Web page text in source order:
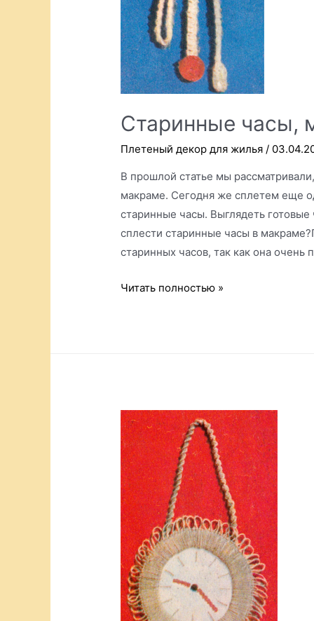
Старинные часы,
Плетеный декор для жилья /
В прошлой статье мы
макраме. Сегодня же сплетем еще
старинные часы. Выглядеть
сплести старинные часы в
старинных часов, так как она очень
Старинные
Читать полностью »